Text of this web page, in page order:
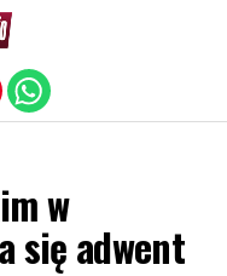
w
się adwent